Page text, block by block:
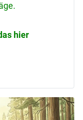
hier